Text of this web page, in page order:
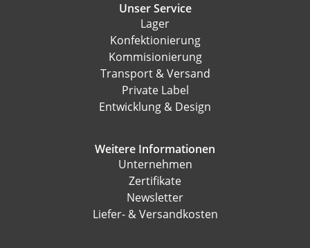
Unser Service
Lager
Konfektionierung
Kommisionierung
Transport & Versand
Private Label
Entwicklung & Design
Weitere Informationen
Unternehmen
Zertifikate
Newsletter
Liefer- & Versandkosten